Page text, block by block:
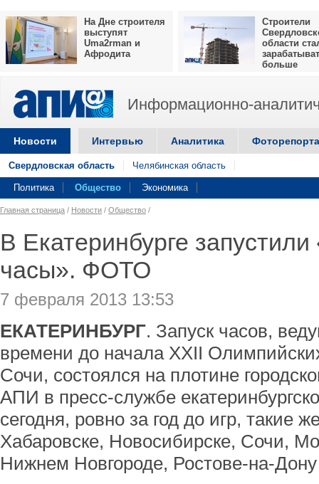
На Дне строителя
выступят
Uma2rman и
Афродита
Строители
области
больше
Информационно-
Новости Интервью Аналитика
Свердловская область Челябинская область
Политика Общество Экономика
Главная страница / Новости / Общество /
В Екатеринбурге
часы». ФОТО
7 февраля 2013 13:53
ЕКАТЕРИНБУРГ. Запуск часов,
времени до начала XXII
Сочи, состоялся на плотине
АПИ в пресс-службе
сегодня, ровно за год до игр, такие
Хабаровске, Новосибирске, Сочи,
Нижнем Новгороде, Ростове-на-Дону